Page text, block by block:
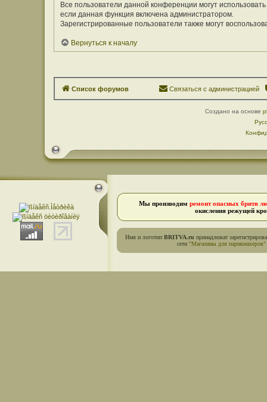
Все пользователи данной конференции могут
если данная функция включена администратором.
Зарегистрированные пользователи также могут
Вернуться к началу
Список форумов Связаться с администрацией
Создано на основе
Мы производим ремонт опасных бритв
окисления режущей
Имя и логотип BRITVA.ru принадлежат
сети "Магазины для парикмахеров"